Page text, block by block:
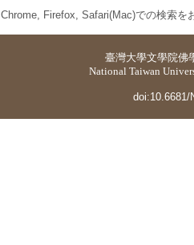
Chrome, Firefox, Safari(Mac)での検索を
臺灣大學文學院佛
National Taiwan
doi:10.6681/